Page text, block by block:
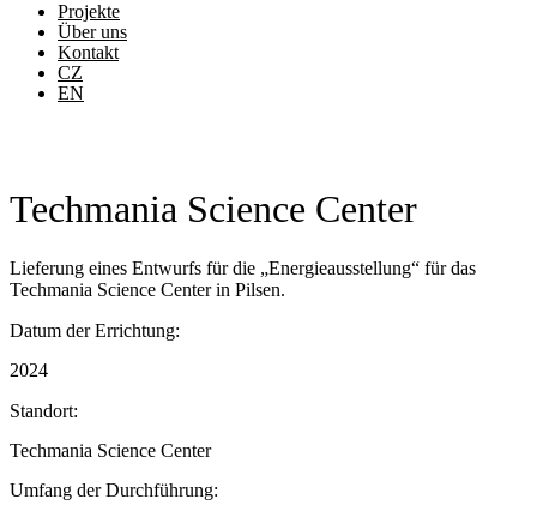
Projekte
Über uns
Kontakt
CZ
EN
Techmania Science Center
Lieferung eines Entwurfs für die „Energieausstellung“ für das
Techmania Science Center in Pilsen.
Datum der Errichtung:
2024
Standort:
Techmania Science Center
Umfang der Durchführung: